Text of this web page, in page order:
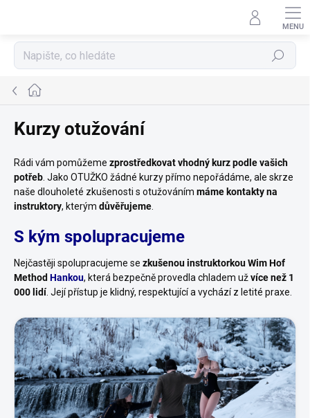
Hledat
Domů
Kurzy otužování
Rádi vám pomůžeme zprostředkovat vhodný kurz podle vašich
potřeb . Jako OTUŽKO žádné kurzy přímo nepořádáme, ale skrze
naše dlouholeté zkušenosti s otužováním máme kontakty na
instruktory, kterým důvěřujeme
S kým spolupracujeme
Nejčastěji spolupracujeme se zkušenou instruktorkou Wim Hof
Method Hankou, která bezpečně provedla chladem užvíce než 1
000 lidí. Její přístup je klidný, respektující a vychází z letité praxe.